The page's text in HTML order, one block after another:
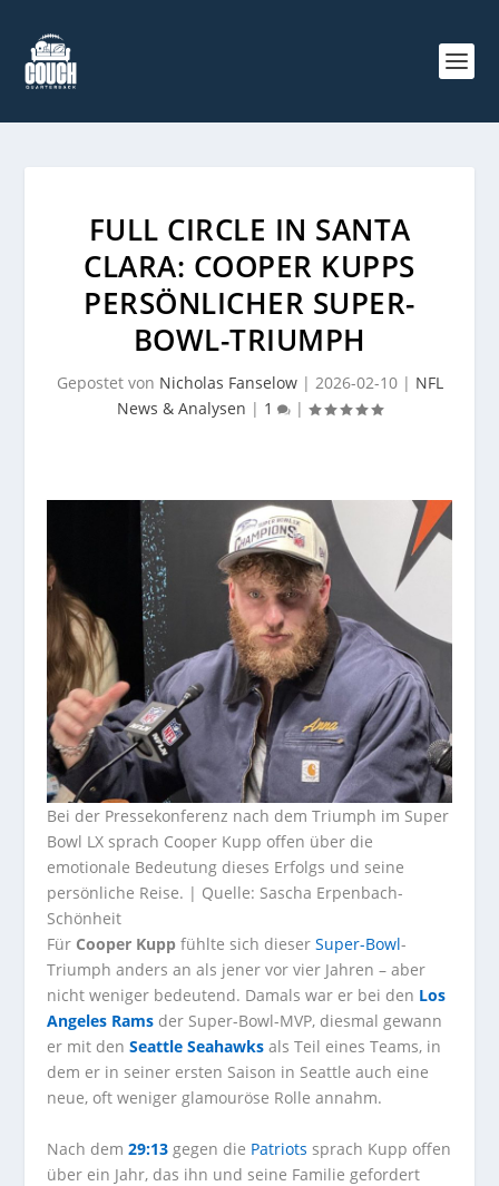
FULL CIRCLE IN SANTA
CLARA: COOPER KUPPS
PERSÖNLICHER SUPER-
BOWL-TRIUMPH
Gepostet von Nicholas Fanselow| 2026-02-10| NFL
News & Analysen | 1 |
Bei der Pressekonferenz nach dem Triumph im Super
Bowl LX sprach Cooper Kupp offen über die
emotionale Bedeutung dieses Erfolgs und seine
persönliche Reise. | Quelle: Sascha Erpenbach-
Schönheit
Für Cooper Kupp fühlte sich dieserSuper-Bowl-
Triumph anders an als jener vor vier Jahren – aber
nicht weniger bedeutend. Damals war er bei den Los
Angeles Rams der Super-Bowl-MVP, diesmal gewann
er mit denSeattle Seahawks als Teil eines Teams, in
dem er in seiner ersten Saison in Seattle auch eine
neue, oft weniger glamouröse Rolle annahm.
Nach dem29:13 gegen die Patriots sprach Kupp offen
über ein Jahr, das ihn und seine Familie gefordert